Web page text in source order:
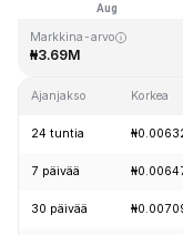
Markkina-arvo
₦3.69M
Ajanjakso Korkea
24 tuntia
7 päivää
30 päivää